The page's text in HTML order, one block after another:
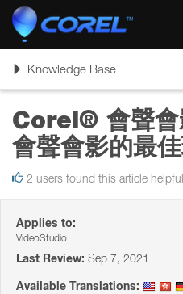
ToggleKnowledge Base
Corel® 會聲
會聲會影的最
2 users found this article helpful
Applies to:
VideoStudio
Last Review: Sep 7, 2021
Available Translations: